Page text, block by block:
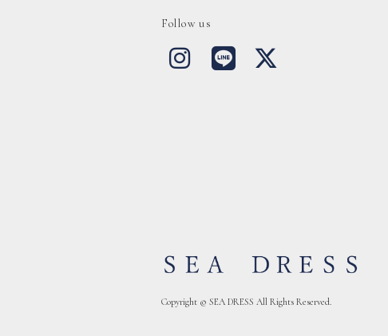
Follow us
Copyright © SEA DRESS All Rights Reserved.